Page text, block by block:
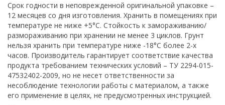
Срок годности в неповрежденной оригинальной упаковке –
12 месяцев со дня изготовления. Хранить в помещениях при
температуре не ниже +5°С. Стойкость к замораживанию/
размораживанию при хранении не менее 3 циклов. Грунт
нельзя хранить при температуре ниже -18°С более 2-х
часов. Производитель гарантирует соответствие качества
продукта требованием технических условий – ТУ 2294-015-
47532402-2009, но не несет ответственности за
несоблюдение технологии работы с материалом, а также
его применение в целях, не предусмотренных инструкцией.